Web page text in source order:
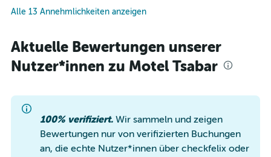
Alle 13 Annehmlichkeiten anzeigen
Aktuelle Bewertungen unserer
Nutzer*innen zu Motel Tsabar
100% verifiziert. Wir sammeln und zeigen
Bewertungen nur von verifizierten Buchungen
an, die echte Nutzer*innen über checkfelix oder